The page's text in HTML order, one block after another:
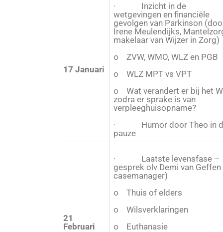
17 Januari
· Inzicht in de
wetgevingen en financiële
gevolgen van Parkinson
Irene Meulendijks,
makelaar van Wijzer in Zorg)
o ZVW, WMO, WLZ en PGB
o WLZ MPT vs VPT
o Wat verandert er bij het
zodra er sprake is van
verpleeghuisopname?
· Humor door Theo in
pauze
21
Februari
· Laatste levensfase –
gesprek olv Demi van Geffen
casemanager)
o Thuis of elders
o Wilsverklaringen
o Euthanasie